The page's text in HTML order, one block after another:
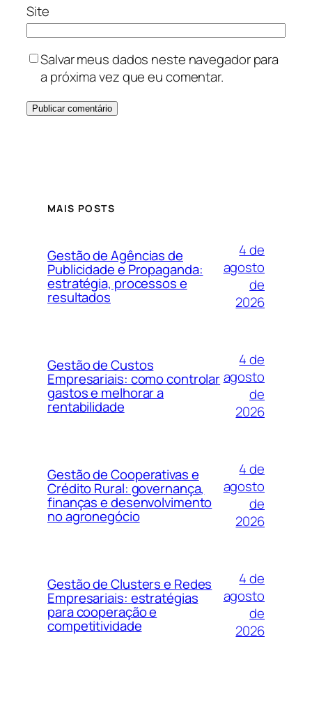
Site
Salvar meus dados neste navegador para
a próxima vez que eu comentar.
MAIS POSTS
Gestão de Agências de
Publicidade e Propaganda:
estratégia, processos e
resultados
4 de
agosto
de
2026
Gestão de Custos
Empresariais: como controlar
gastos e melhorar a
rentabilidade
4 de
agosto
de
2026
Gestão de Cooperativas e
Crédito Rural: governança,
finanças e desenvolvimento
no agronegócio
4 de
agosto
de
2026
Gestão de Clusters e Redes
Empresariais: estratégias
para cooperação e
competitividade
4 de
agosto
de
2026